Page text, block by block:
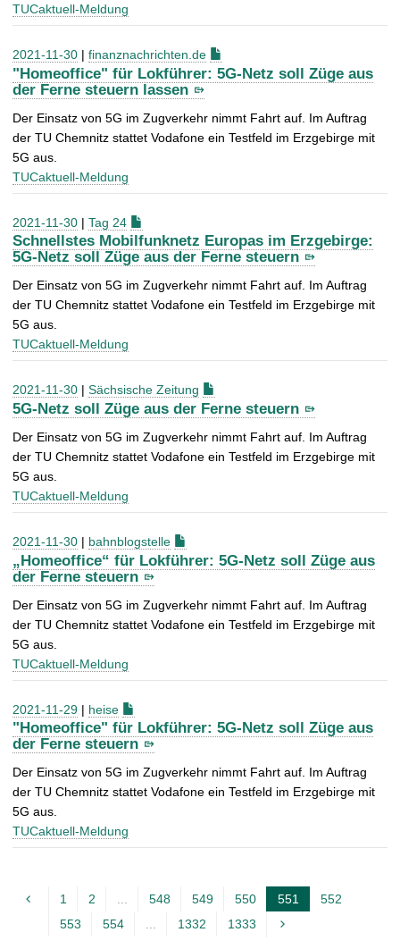
TUCaktuell-Meldung
2021-11-30 | finanznachrichten.de
"Homeoffice" für Lokführer: 5G-Netz soll Züge aus
der Ferne steuern lassen
Der Einsatz von 5G im Zugverkehr nimmt Fahrt auf. Im Auftrag
der TU Chemnitz stattet Vodafone ein Testfeld im Erzgebirge mit
5G aus.
TUCaktuell-Meldung
2021-11-30 | Tag 24
Schnellstes Mobilfunknetz Europas im Erzgebirge:
5G-Netz soll Züge aus der Ferne steuern
Der Einsatz von 5G im Zugverkehr nimmt Fahrt auf. Im Auftrag
der TU Chemnitz stattet Vodafone ein Testfeld im Erzgebirge mit
5G aus.
TUCaktuell-Meldung
2021-11-30 | Sächsische Zeitung
5G-Netz soll Züge aus der Ferne steuern
Der Einsatz von 5G im Zugverkehr nimmt Fahrt auf. Im Auftrag
der TU Chemnitz stattet Vodafone ein Testfeld im Erzgebirge mit
5G aus.
TUCaktuell-Meldung
2021-11-30 | bahnblogstelle
„Homeoffice“ für Lokführer: 5G-Netz soll Züge aus
der Ferne steuern
Der Einsatz von 5G im Zugverkehr nimmt Fahrt auf. Im Auftrag
der TU Chemnitz stattet Vodafone ein Testfeld im Erzgebirge mit
5G aus.
TUCaktuell-Meldung
2021-11-29 | heise
"Homeoffice" für Lokführer: 5G-Netz soll Züge aus
der Ferne steuern
Der Einsatz von 5G im Zugverkehr nimmt Fahrt auf. Im Auftrag
der TU Chemnitz stattet Vodafone ein Testfeld im Erzgebirge mit
5G aus.
TUCaktuell-Meldung
1 2 ... 548 549 550 551
552
553
554 ... 1332 1333